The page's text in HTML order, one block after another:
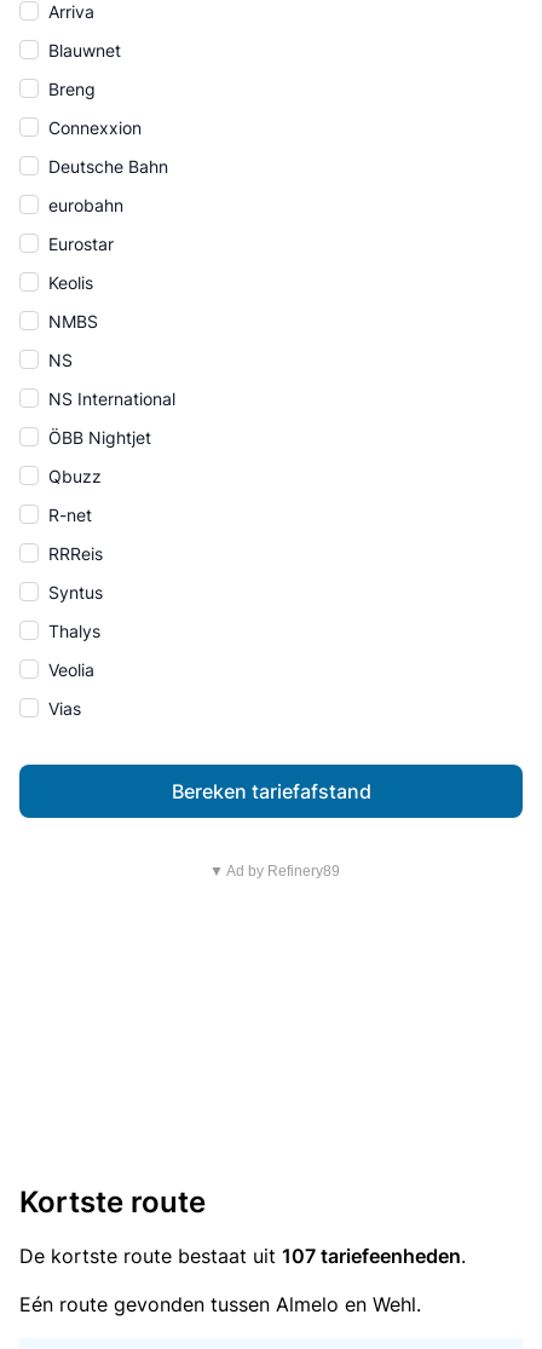
Arriva
Blauwnet
Breng
Connexxion
Deutsche Bahn
eurobahn
Eurostar
Keolis
NMBS
NS
NS International
ÖBB Nightjet
Qbuzz
R-net
RRReis
Syntus
Thalys
Veolia
Vias
Bereken tariefafstand
▼ Ad by Refinery89
Kortste route
De kortste route bestaat uit 107 tariefeenheden.
Eén route gevonden tussen Almelo en Wehl.